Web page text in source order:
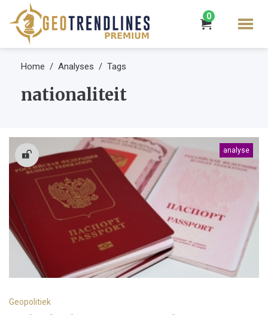
0
Home Analyses Tags
nationaliteit
analyse
Geopolitiek